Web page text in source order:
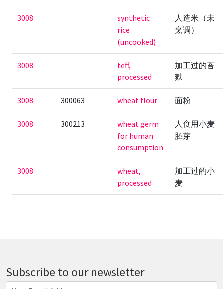
3008
synthetic
rice
(uncooked)
人造米（未
烹调）
3008
teff,
processed
加工过的苔
麸
3008 300063 wheat flour 面粉
3008 300213
wheat germ
for human
consumption
人食用小麦
胚芽
3008
wheat,
processed
加工过的小
麦
Subscribe to our newsletter